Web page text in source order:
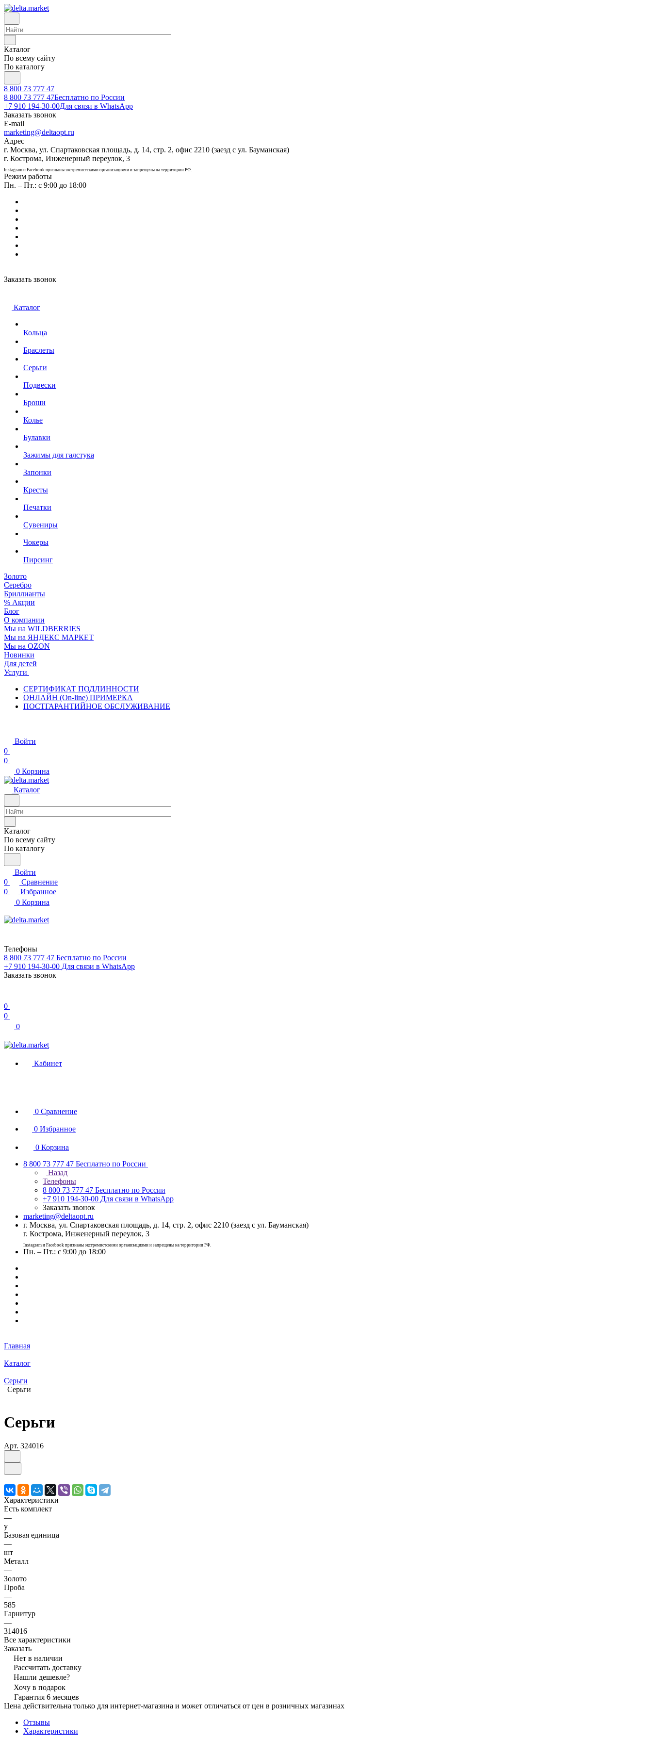
Каталог
По всему сайту
По каталогу
8 800 73 777 47
8 800 73 777 47Бесплатно по России
+7 910 194-30-00Для связи в WhatsApp
Заказать звонок
E-mail
marketing@deltaopt.ru
Адрес
г. Москва, ул. Спартаковская площадь, д. 14, стр. 2, офис 2210 (заезд с ул. Бауманская)
г. Кострома, Инженерный переулок, 3
Instagram и Facebook признаны экстремистскими организациями и запрещены на территории РФ.
Режим работы
Пн. – Пт.: с 9:00 до 18:00
Заказать звонок
Каталог
Кольца
Браслеты
Серьги
Подвески
Броши
Колье
Булавки
Зажимы для галстука
Запонки
Кресты
Печатки
Сувениры
Чокеры
Пирсинг
Золото
Серебро
Бриллианты
% Акции
Блог
О компании
Мы на WILDBERRIES
Мы на ЯНДЕКС МАРКЕТ
Мы на OZON
Новинки
Для детей
Услуги
СЕРТИФИКАТ ПОДЛИННОСТИ
ОНЛАЙН (On-line) ПРИМЕРКА
ПОСТГАРАНТИЙНОЕ ОБСЛУЖИВАНИЕ
Войти
0
0
0 Корзина
Каталог
Каталог
По всему сайту
По каталогу
Войти
0
Сравнение
0
Избранное
0 Корзина
Телефоны
8 800 73 777 47 Бесплатно по России
+7 910 194-30-00 Для связи в WhatsApp
Заказать звонок
0
0
0
Кабинет
0 Сравнение
0 Избранное
0 Корзина
8 800 73 777 47 Бесплатно по России
Назад
Телефоны
8 800 73 777 47 Бесплатно по России
+7 910 194-30-00 Для связи в WhatsApp
Заказать звонок
marketing@deltaopt.ru
г. Москва, ул. Спартаковская площадь, д. 14, стр. 2, офис 2210 (заезд с ул. Бауманская)
г. Кострома, Инженерный переулок, 3
Instagram и Facebook признаны экстремистскими организациями и запрещены на территории РФ.
Пн. – Пт.: с 9:00 до 18:00
Главная
Каталог
Серьги
Серьги
Серьги
Арт. 324016
Характеристики
Есть комплект
—
y
Базовая единица
—
шт
Металл
—
Золото
Проба
—
585
Гарнитур
—
314016
Все характеристики
Заказать
Нет в наличии
Рассчитать доставку
Нашли дешевле?
Хочу в подарок
Гарантия 6 месяцев
Цена действительна только для интернет-магазина и может отличаться от цен в розничных магазинах
Отзывы
Характеристики